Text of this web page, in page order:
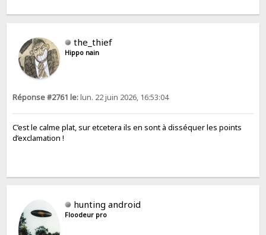
the_thief
Hippo nain
Réponse #2761 le:lun. 22 juin 2026, 16:53:04
C’est le calme plat, sur etcetera ils en sont à disséquer les points
d’exclamation !
hunting android
Floodeur pro